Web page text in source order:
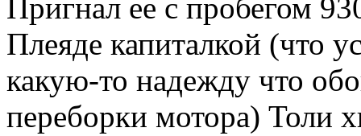
Пригнал ее с пробегом
Плеяде капиталкой (что
какую-то надежду что
переборки мотора) Толи